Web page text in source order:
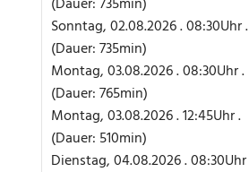
Sonntag, 02.08.2026 . 08:30Uhr .
(Dauer: 735min)
Montag, 03.08.2026 . 08:30Uhr .
(Dauer: 765min)
Montag, 03.08.2026 . 12:45Uhr .
(Dauer: 510min)
Dienstag, 04.08.2026 . 08:30Uhr